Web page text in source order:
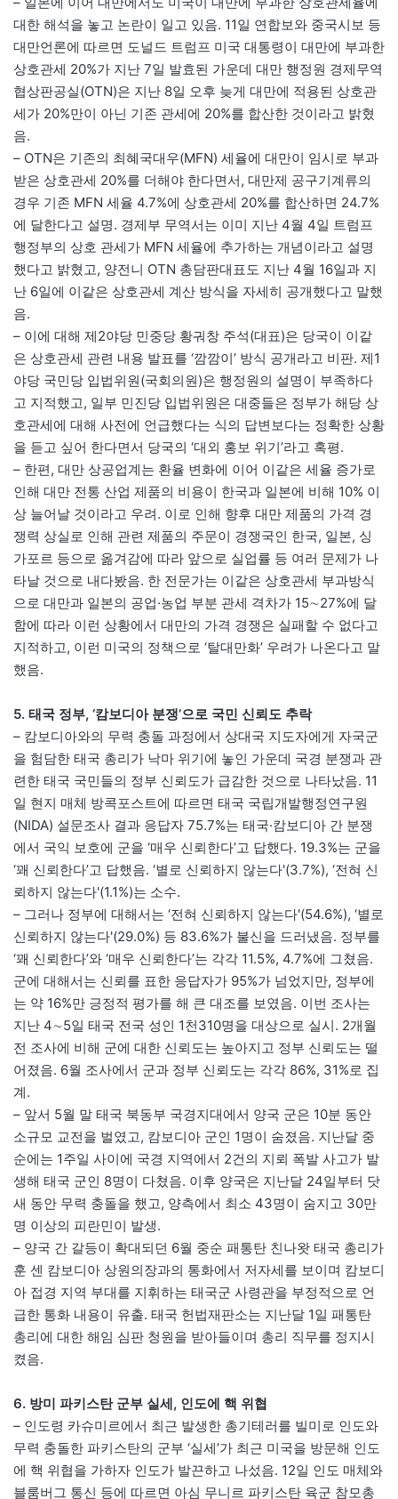
대한 해석을 놓고 논란이 일고 있음. 11일 연합보와 중국시보 등
대만언론에 따르면 도널드 트럼프 미국 대통령이 대만에 부과한
상호관세 20%가 지난 7일 발효된 가운데 대만 행정원 경제무역
협상판공실(OTN)은 지난 8일 오후 늦게 대만에 적용된 상호관
세가 20%만이 아닌 기존 관세에 20%를 합산한 것이라고 밝혔
음.
– OTN은 기존의 최혜국대우(MFN) 세율에 대만이 임시로 부과
받은 상호관세 20%를 더해야 한다면서, 대만제 공구기계류의
경우 기존 MFN 세율 4.7%에 상호관세 20%를 합산하면 24.7%
에 달한다고 설명. 경제부 무역서는 이미 지난 4월 4일 트럼프
행정부의 상호 관세가 MFN 세율에 추가하는 개념이라고 설명
했다고 밝혔고, 양전니 OTN 총담판대표도 지난 4월 16일과 지
난 6일에 이같은 상호관세 계산 방식을 자세히 공개했다고 말했
음.
– 이에 대해 제2야당 민중당 황궈창 주석(대표)은 당국이 이같
은 상호관세 관련 내용 발표를 ‘깜깜이’ 방식 공개라고 비판. 제1
야당 국민당 입법위원(국회의원)은 행정원의 설명이 부족하다
고 지적했고, 일부 민진당 입법위원은 대중들은 정부가 해당 상
호관세에 대해 사전에 언급했다는 식의 답변보다는 정확한 상황
을 듣고 싶어 한다면서 당국의 ‘대외 홍보 위기’라고 혹평.
– 한편, 대만 상공업계는 환율 변화에 이어 이같은 세율 증가로
인해 대만 전통 산업 제품의 비용이 한국과 일본에 비해 10% 이
상 늘어날 것이라고 우려. 이로 인해 향후 대만 제품의 가격 경
쟁력 상실로 인해 관련 제품의 주문이 경쟁국인 한국, 일본, 싱
가포르 등으로 옮겨감에 따라 앞으로 실업률 등 여러 문제가 나
타날 것으로 내다봤음. 한 전문가는 이같은 상호관세 부과방식
으로 대만과 일본의 공업·농업 부분 관세 격차가 15∼27%에 달
함에 따라 이런 상황에서 대만의 가격 경쟁은 실패할 수 없다고
지적하고, 이런 미국의 정책으로 ‘탈대만화’ 우려가 나온다고 말
했음.
5. 태국 정부, ‘캄보디아 분쟁’으로 국민 신뢰도 추락
– 캄보디아와의 무력 충돌 과정에서 상대국 지도자에게 자국군
을 험담한 태국 총리가 낙마 위기에 놓인 가운데 국경 분쟁과 관
련한 태국 국민들의 정부 신뢰도가 급감한 것으로 나타났음. 11
일 현지 매체 방콕포스트에 따르면 태국 국립개발행정연구원
(NIDA) 설문조사 결과 응답자 75.7%는 태국·캄보디아 간 분쟁
에서 국익 보호에 군을 ‘매우 신뢰한다’고 답했다. 19.3%는 군을
‘꽤 신뢰한다’고 답했음. ‘별로 신뢰하지 않는다'(3.7%), ‘전혀 신
뢰하지 않는다'(1.1%)는 소수.
– 그러나 정부에 대해서는 ‘전혀 신뢰하지 않는다'(54.6%), ‘별로
신뢰하지 않는다'(29.0%) 등 83.6%가 불신을 드러냈음. 정부를
‘꽤 신뢰한다’와 ‘매우 신뢰한다’는 각각 11.5%, 4.7%에 그쳤음.
군에 대해서는 신뢰를 표한 응답자가 95%가 넘었지만, 정부에
는 약 16%만 긍정적 평가를 해 큰 대조를 보였음. 이번 조사는
지난 4∼5일 태국 전국 성인 1천310명을 대상으로 실시. 2개월
전 조사에 비해 군에 대한 신뢰도는 높아지고 정부 신뢰도는 떨
어졌음. 6월 조사에서 군과 정부 신뢰도는 각각 86%, 31%로 집
계.
– 앞서 5월 말 태국 북동부 국경지대에서 양국 군은 10분 동안
소규모 교전을 벌였고, 캄보디아 군인 1명이 숨졌음. 지난달 중
순에는 1주일 사이에 국경 지역에서 2건의 지뢰 폭발 사고가 발
생해 태국 군인 8명이 다쳤음. 이후 양국은 지난달 24일부터 닷
새 동안 무력 충돌을 했고, 양측에서 최소 43명이 숨지고 30만
명 이상의 피란민이 발생.
– 양국 간 갈등이 확대되던 6월 중순 패통탄 친나왓 태국 총리가
훈 센 캄보디아 상원의장과의 통화에서 저자세를 보이며 캄보디
아 접경 지역 부대를 지휘하는 태국군 사령관을 부정적으로 언
급한 통화 내용이 유출. 태국 헌법재판소는 지난달 1일 패통탄
총리에 대한 해임 심판 청원을 받아들이며 총리 직무를 정지시
켰음.
6. 방미 파키스탄 군부 실세, 인도에 핵 위협
– 인도령 카슈미르에서 최근 발생한 총기테러를 빌미로 인도와
무력 충돌한 파키스탄의 군부 ‘실세’가 최근 미국을 방문해 인도
에 핵 위협을 가하자 인도가 발끈하고 나섰음. 12일 인도 매체와
블룸버그 통신 등에 따르면 아심 무니르 파키스탄 육군 참모총